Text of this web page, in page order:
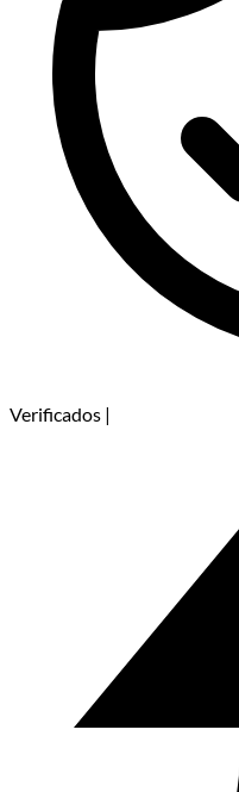
Verificados |